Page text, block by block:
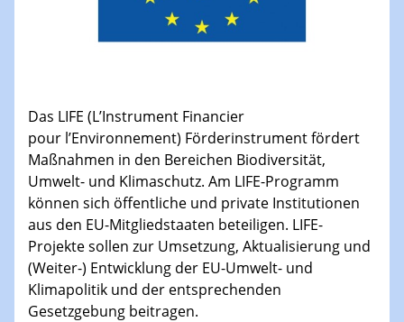
Das LIFE (L’Instrument Financier
pour l’Environnement) Förderinstrument fördert
Maßnahmen in den Bereichen Biodiversität,
Umwelt- und Klimaschutz. Am LIFE-Programm
können sich öffentliche und private Institutionen
aus den EU-Mitgliedstaaten beteiligen. LIFE-
Projekte sollen zur Umsetzung, Aktualisierung und
(Weiter-) Entwicklung der EU-Umwelt- und
Klimapolitik und der entsprechenden
Gesetzgebung beitragen.